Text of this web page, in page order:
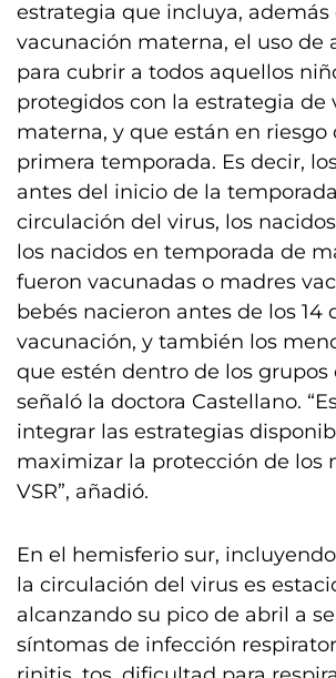
estrategia que incluya, además
vacunación materna, el uso de
para cubrir a todos aquellos
protegidos con la estrategia de
materna, y que están en riesgo
primera temporada. Es decir,
antes del inicio de la
circulación del virus, los
los nacidos en temporada de
fueron vacunadas o madres
bebés nacieron antes de los 14
vacunación, y también los
que estén dentro de los grupos
señaló la doctora Castellano.
integrar las estrategias
maximizar la protección de los
VSR”, añadió.
En el hemisferio sur,
la circulación del virus es
alcanzando su pico de abril a
síntomas de infección